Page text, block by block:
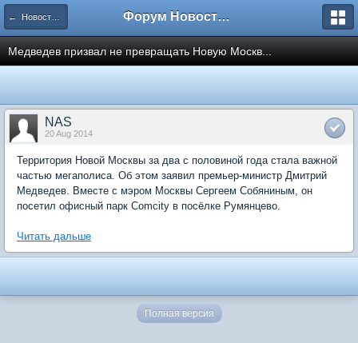
← Новости рынка недвижимости Форум Новостройки
Медведев призвал не превращать Новую Москв...
NAS
20 Aug 2014
Территория Новой Москвы за два с половиной года стала важной
частью мегаполиса. Об этом заявил премьер-министр Дмитрий
Медведев. Вместе с мэром Москвы Сергеем Собяниным, он
посетил офисный парк Comcity в посёлке Румянцево.
Читать дальше
Полная версия